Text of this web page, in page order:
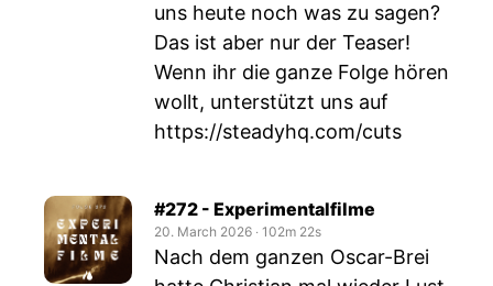
uns heute noch was zu sagen?
Das ist aber nur der Teaser!
Wenn ihr die ganze Folge hören
wollt, unterstützt uns auf
https://steadyhq.com/cuts
#272 - Experimentalfilme
20. March 2026 ‧ 102m 22s
Nach dem ganzen Oscar-Brei